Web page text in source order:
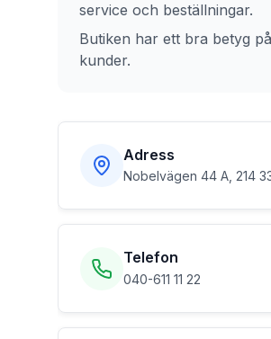
service och beställningar.
Butiken har ett bra betyg
kunder.
Adress
Nobelvägen 44 A, 214
Telefon
040-611 11 22